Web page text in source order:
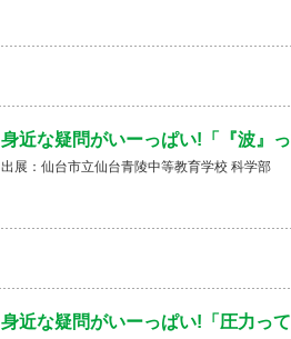
身近な疑問がいーっぱい!「『波』
出展：仙台市立仙台青陵中等教育学校 科学部
身近な疑問がいーっぱい!「圧力っ